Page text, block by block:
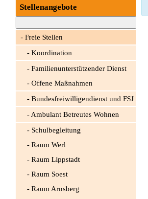
Stellenangebote
Freie Stellen
Koordination
Familienunterstützender Dienst
Offene Maßnahmen
Bundesfreiwilligendienst und FSJ
Ambulant Betreutes Wohnen
Schulbegleitung
Raum Werl
Raum Lippstadt
Raum Soest
Raum Arnsberg